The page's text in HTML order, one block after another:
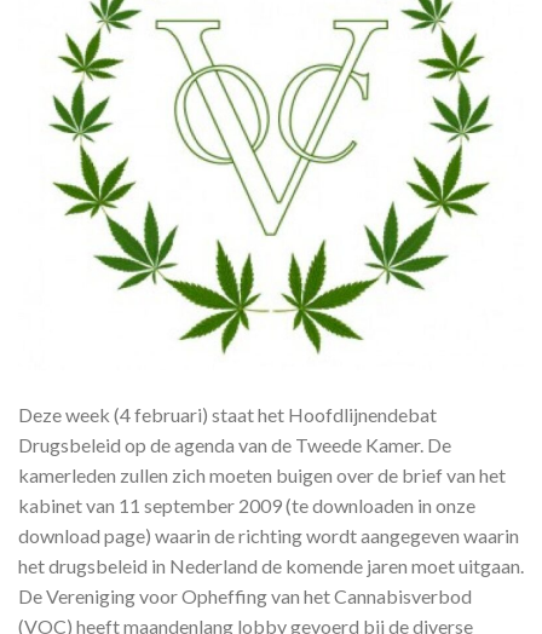
Deze week (4 februari) staat het Hoofdlijnendebat
Drugsbeleid op de agenda van de Tweede Kamer. De
kamerleden zullen zich moeten buigen over de brief van het
kabinet van 11 september 2009 (te downloaden in onze
download page) waarin de richting wordt aangegeven waarin
het drugsbeleid in Nederland de komende jaren moet uitgaan.
De Vereniging voor Opheffing van het Cannabisverbod
(VOC) heeft maandenlang lobby gevoerd bij de diverse